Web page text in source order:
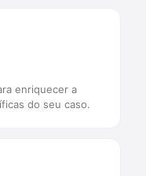
enriquecer a
do seu caso.